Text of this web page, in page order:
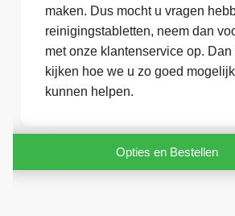
maken. Dus mocht u vragen
reinigingstabletten, neem dan
met onze klantenservice op.
kijken hoe we u zo goed
kunnen helpen.
Opties en Bestellen